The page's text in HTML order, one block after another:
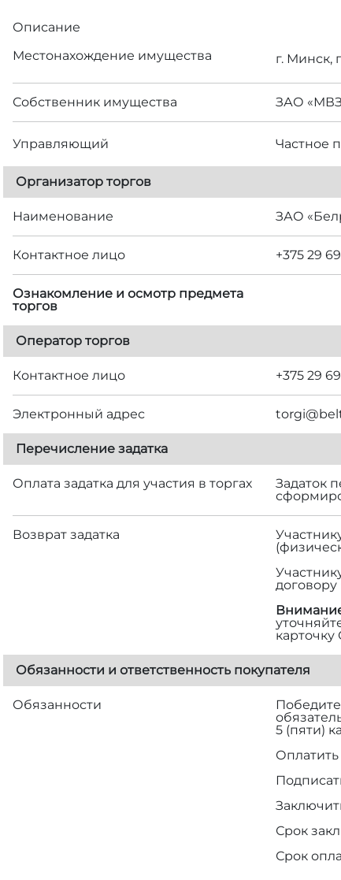
Описание
Местонахождение имущества
г. Минск,
Собственник имущества ЗАО
Управляющий Частное
Организатор торгов
Наименование ЗАО
Контактное лицо +375 29
Ознакомление и осмотр предмета
торгов
Оператор торгов
Контактное лицо +375 29
Электронный адрес
Перечисление задатка
Оплата задатка для участия в торгах
Задаток
Возврат задатка
Обязанности и ответственность покупателя
Обязанности
5 (пяти)
Срок
Срок